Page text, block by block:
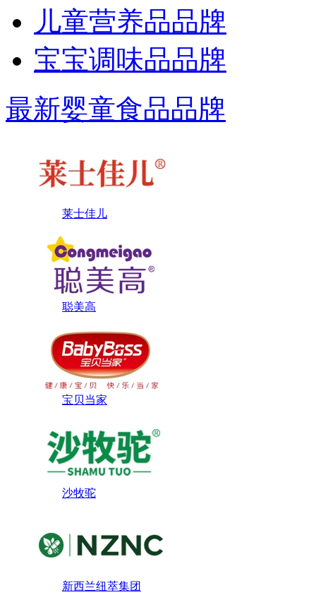
儿童营养品品牌
宝宝调味品品牌
最新婴童食品品牌
莱士佳儿
聪美高
宝贝当家
沙牧驼
新西兰纽萃集团